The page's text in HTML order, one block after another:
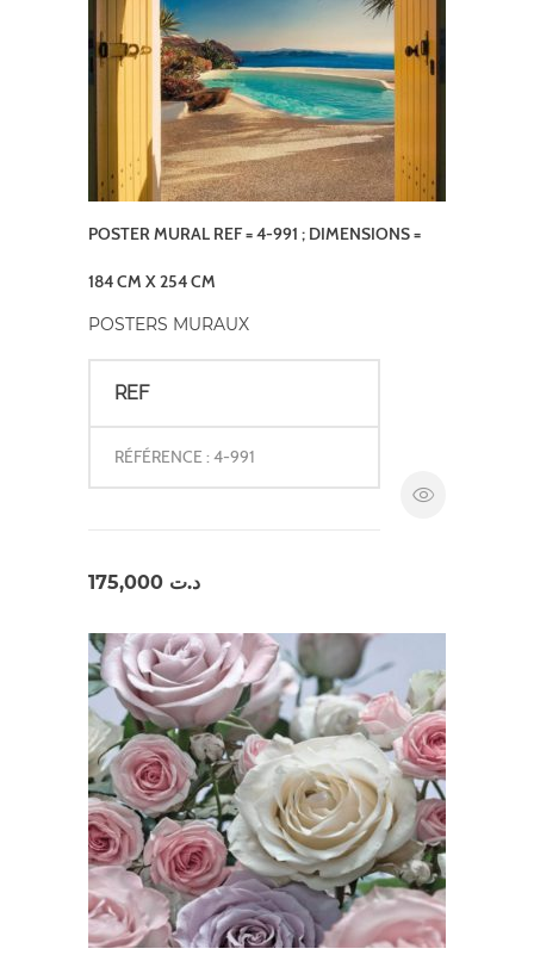
POSTER MURAL REF = 4-991 ; DIMENSIONS =
184 CM X 254 CM
POSTERS MURAUX
REF
RÉFÉRENCE : 4-991
د.ت